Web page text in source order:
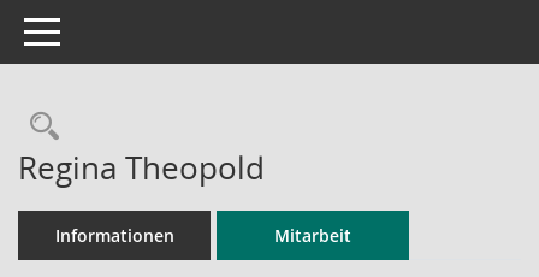
Toggle navigation
Rechercheauswahl
Regina Theopold
Informationen Mitarbeit